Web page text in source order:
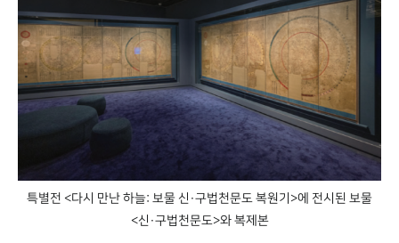
특별전 <다시 만난 하늘: 보물 신·구법천문도 복원기>에 전시된 보물
<신·구법천문도>와 복제본